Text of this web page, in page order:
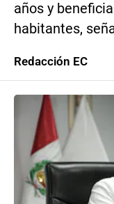
años y
habitantes,
Redacción EC